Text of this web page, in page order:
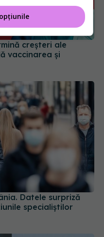
creșteri ale
vaccinarea și
Datele surpriză
specialiștilor